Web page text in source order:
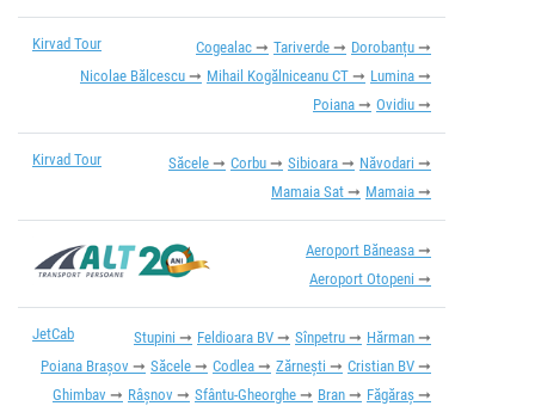
Kirvad Tour Cogealac Tariverde
Dorobanțu
Nicolae Bălcescu
Mihail Kogălniceanu CT
Lumina
Poiana
Ovidiu
Kirvad Tour Săcele Corbu Sibioara
Năvodari
Mamaia Sat
Mamaia
Aeroport Băneasa
Aeroport Otopeni
JetCab Stupini Feldioara BV Sînpetru
Hărman
Poiana Brașov
Săcele Codlea Zărnești
Cristian BV
Ghimbav
Râşnov Sfântu-Gheorghe Bran
Făgăraș